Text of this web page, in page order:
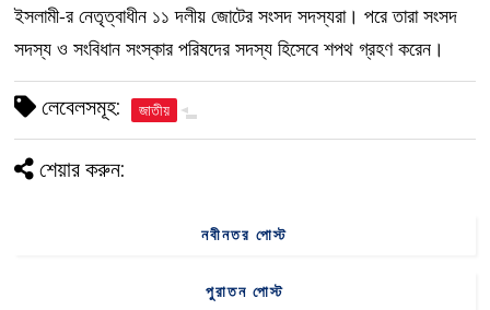
ইসলামী-র নেতৃত্বাধীন ১১ দলীয় জোটের সংসদ সদস্যরা। পরে তারা সংসদ
সদস্য ও সংবিধান সংস্কার পরিষদের সদস্য হিসেবে শপথ গ্রহণ করেন।
লেবেলসমূহ: জাতীয়
শেয়ার করুন:
নবীনতর পোস্ট
পুরাতন পোস্ট